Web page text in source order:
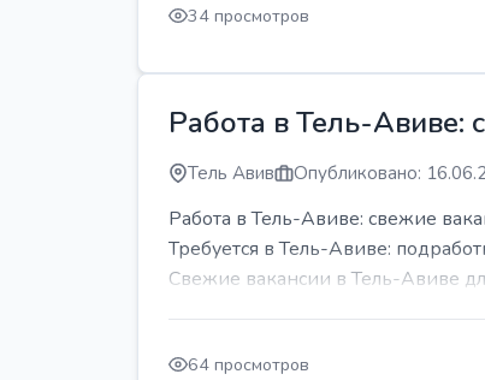
34 просмотров
Работа в Тель-Авиве:
Тель Авив Опубликовано:
Работа в Тель-Авиве: свежие
Требуется в Тель-Авиве:
Свежие вакансии в Тель-Авиве
64 просмотров